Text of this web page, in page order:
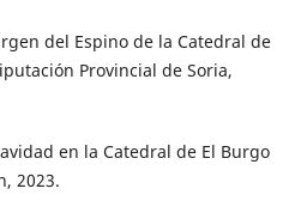
del Espino de la Catedral de
Provincial de Soria,
en la Catedral de El Burgo
2023.